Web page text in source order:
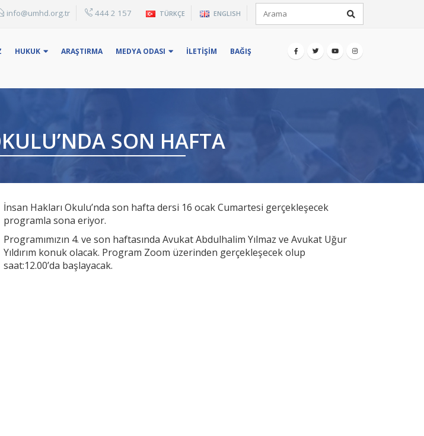
info@umhd.org.tr 444 2 157 TÜRKÇE ENGLISH
HUKUK ARAŞTIRMA MEDYA ODASI İLETIŞIM BAĞIŞ
SON HAFTA
İnsan Hakları Okulu’nda son hafta dersi 16 ocak Cumartesi gerçekleşecek
programla sona eriyor.
Programımızın 4. ve son haftasında Avukat Abdulhalim Yılmaz ve Avukat Uğur
Yıldırım konuk olacak. Program Zoom üzerinden gerçekleşecek olup
saat:12.00’da başlayacak.